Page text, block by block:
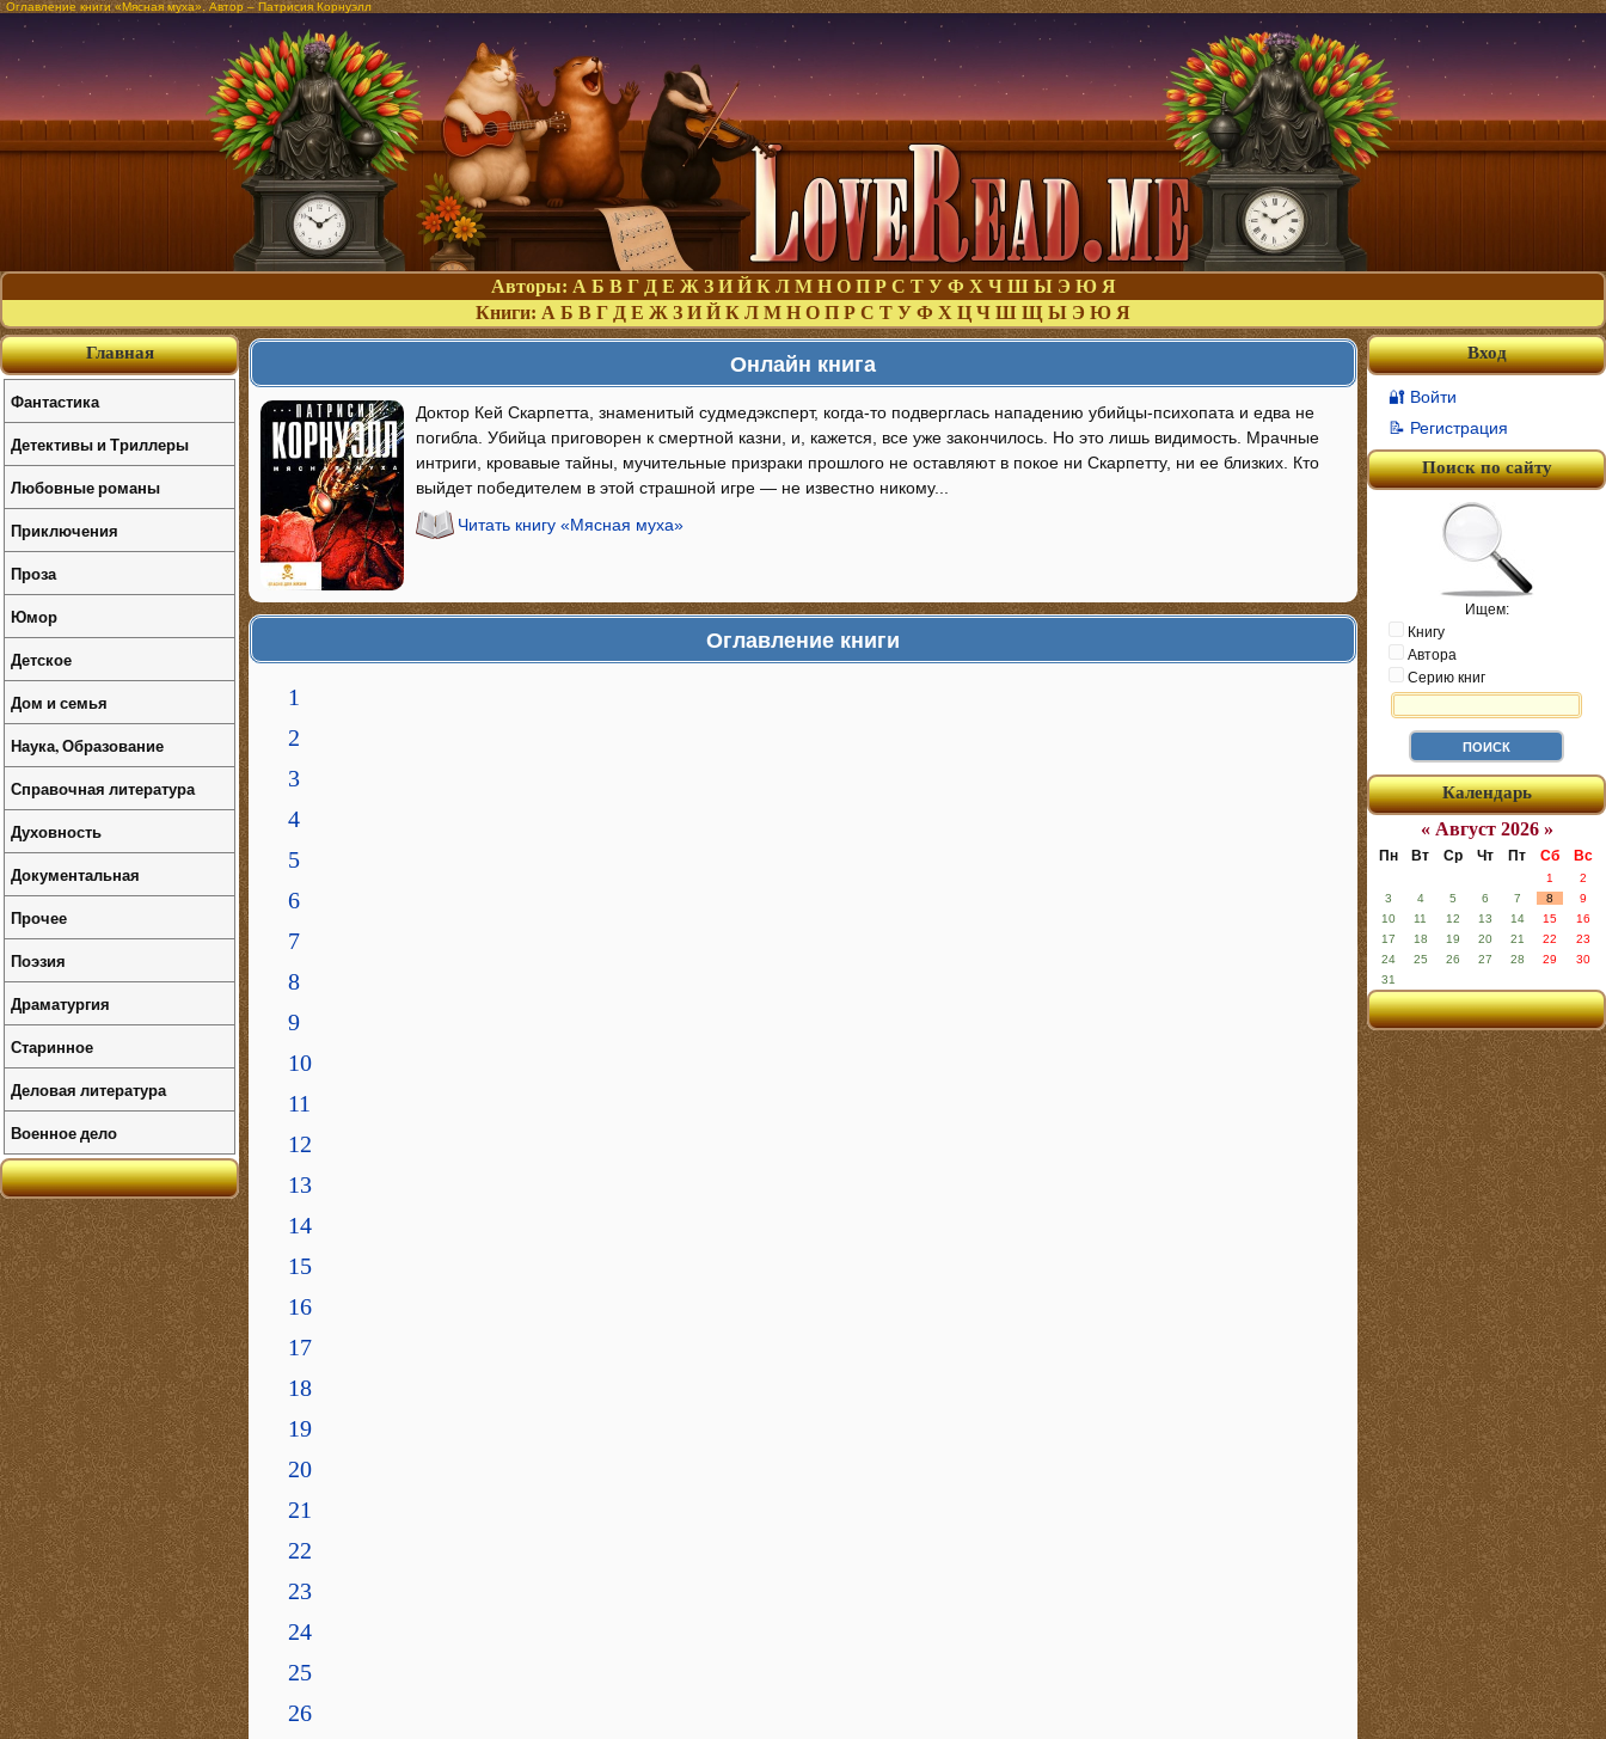
Оглавление книги «Мясная муха». Автор – Патрисия Корнуэлл
Авторы: А Б В Г Д Е Ж З И Й К Л М Н О П Р С Т У Ф Х Ч Ш Ы Э Ю Я
Книги: А Б В Г Д Е Ж З И Й К Л М Н О П Р С Т У Ф Х Ц Ч Ш Щ Ы Э Ю Я
Онлайн книга
Доктор Кей Скарпетта, знаменитый судмедэксперт, когда-то подверглась нападению убийцы-психопата и едва не
погибла. Убийца приговорен к смертной казни, и, кажется, все уже закончилось. Но это лишь видимость. Мрачные
интриги, кровавые тайны, мучительные призраки прошлого не оставляют в покое ни Скарпетту, ни ее близких. Кто
выйдет победителем в этой страшной игре — не известно никому...
Читать книгу «Мясная муха»
Оглавление книги
1
2
3
4
5
6
7
8
9
10
11
12
13
14
15
16
17
18
19
20
21
22
23
24
25
26
Вход
🔐 Войти
📝 Регистрация
Поиск по сайту
Ищем:
Книгу
Автора
Серию книг
Календарь
« Август 2026 »
Пн Вт Ср Чт Пт Сб Вс
1
2
3
4 5 6 7 8
9
10
11 12 13 14 15
16
17
18 19 20 21 22
23
24
25 26 27 28 29
30
31
Главная
Фантастика
Детективы и Триллеры
Любовные романы
Приключения
Проза
Юмор
Детское
Дом и семья
Наука, Образование
Справочная литература
Духовность
Документальная
Прочее
Поэзия
Драматургия
Старинное
Деловая литература
Военное дело